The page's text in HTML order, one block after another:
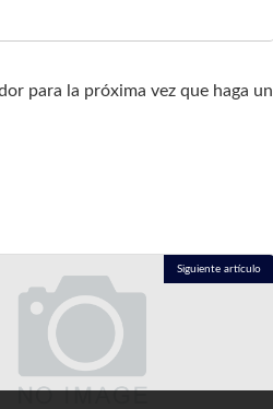
para la próxima vez que haga un
Siguiente artículo